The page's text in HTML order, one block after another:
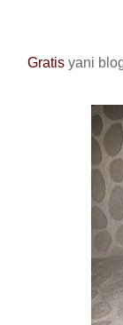
Gratisyani